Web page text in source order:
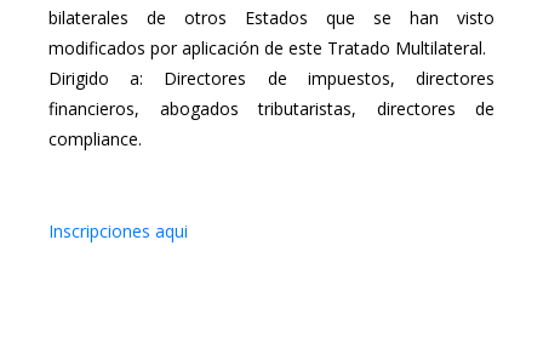
bilaterales de otros Estados que se han visto
modificados por aplicación de este Tratado Multilateral.
Dirigido a: Directores de impuestos, directores
financieros, abogados tributaristas, directores de
compliance.
Inscripciones aqui